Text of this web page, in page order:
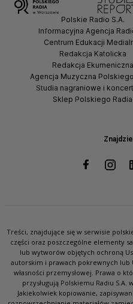
Polskie Radio S.A.
Informacyjna Agencja
Centrum Edukacji
Redakcja Katolicka
Redakcja Ekumeniczna
Agencja Muzyczna
Studia nagraniowe i
Sklep Polskiego Radia
Treści, znajdujące się w serwisie
części oraz poszczególne elementy
lub wytworów objętych ochroną
autorskim i prawach pokrewnych lub
własności przemysłowej. Prawa o
przysługują Polskiemu Radiu
Jakiekolwiek kopiowanie,